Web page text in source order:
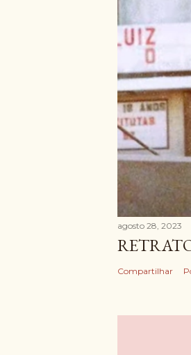
agosto 28, 2023
Compartilhar